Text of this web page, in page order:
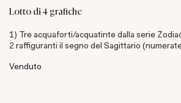
Lotto di 4 grafiche
1) Tre acquaforti/acquatinte dalla serie
2 raffiguranti il segno del Sagittario
Venduto